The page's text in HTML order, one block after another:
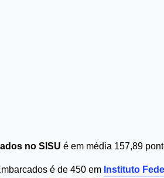
no SISU é em média 157,89
é de 450 em Instituto